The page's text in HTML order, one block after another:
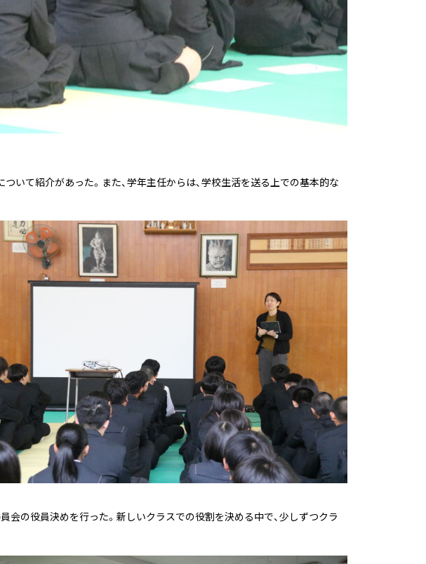
いて紹介があった。また、学年主任からは、学校生活を送る上での基本的な
会の役員決めを行った。新しいクラスでの役割を決める中で、少しずつクラ